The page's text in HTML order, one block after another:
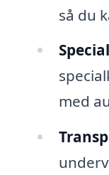
så du
med